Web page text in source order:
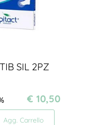
SIL 2PZ
€ 10,50
Agg. Carrello